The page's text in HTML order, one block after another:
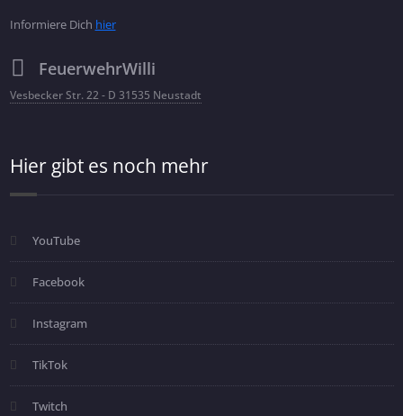
Informiere Dich hier
FeuerwehrWilli
Vesbecker Str. 22 - D 31535 Neustadt
Hier gibt es noch mehr
YouTube
Facebook
Instagram
TikTok
Twitch